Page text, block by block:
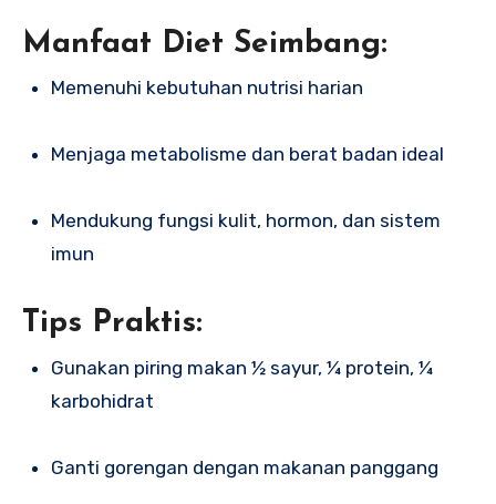
Manfaat Diet Seimbang:
Memenuhi kebutuhan nutrisi harian
Menjaga metabolisme dan berat badan ideal
Mendukung fungsi kulit, hormon, dan sistem
imun
Tips Praktis:
Gunakan piring makan ½ sayur, ¼ protein, ¼
karbohidrat
Ganti gorengan dengan makanan panggang